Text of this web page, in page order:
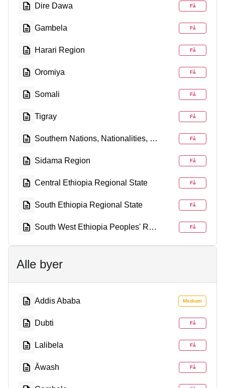
Dire Dawa Få
Gambela Få
Harari Region Få
Oromiya Få
Somali Få
Tigray Få
Southern Nations, Nationalities, and People's Region Få
Sidama Region Få
Central Ethiopia Regional State Få
South Ethiopia Regional State Få
South West Ethiopia Peoples' Region Få
Alle byer
Addis Ababa Medium
Dubti Få
Lalibela Få
Āwash Få